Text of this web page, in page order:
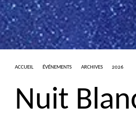
ACCUEIL ÉVÉNEMENTS ARCHIVES 2026
Nuit